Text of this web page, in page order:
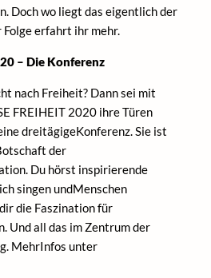
Doch wo liegt das eigentlich der
erfahrt ihr mehr.
– Die Konferenz
nach Freiheit? Dann sei mit
FREIHEIT 2020 ihre Türen
dreitägigeKonferenz. Sie ist
der
Du hörst inspirierende
singen undMenschen
die Faszination für
Und all das im Zentrum der
MehrInfos unter